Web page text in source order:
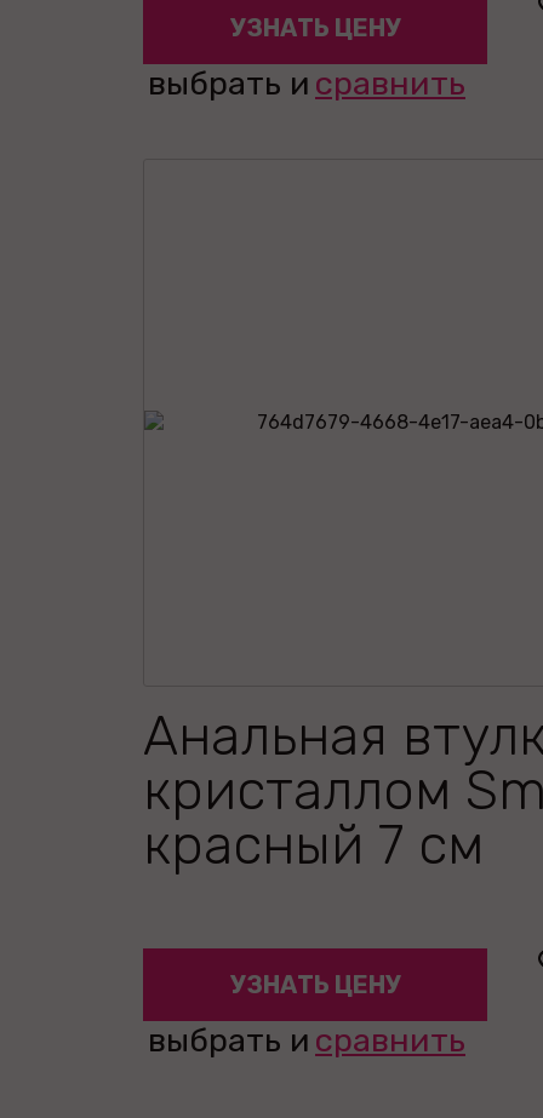
УЗНАТЬ ЦЕНУ
выбрать и сравнить
Анальная
кристаллом
красный 7 см
УЗНАТЬ ЦЕНУ
выбрать и сравнить